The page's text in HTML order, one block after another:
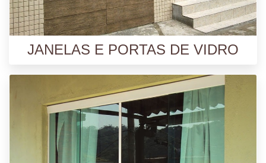
JANELAS E PORTAS DE VIDRO